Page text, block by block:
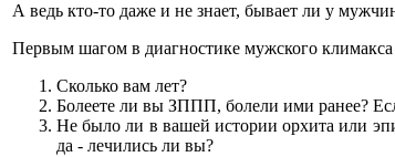
А ведь кто-то даже и не знает, бывает ли у
Первым шагом в диагностике мужского климакса
Сколько вам лет?
Болеете ли вы ЗППП, болели ими ранее?
Не было ли в вашей истории орхита или
да - лечились ли вы?